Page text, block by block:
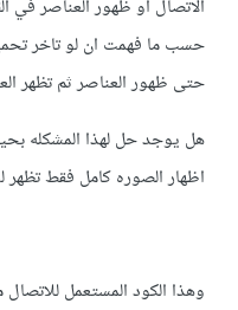
الاتصال او ظهور العناصر في
حسب ما فهمت ان لو تاخر
حتى ظهور العناصر ثم تظهر
هل يوجد حل لهذا المشكله
اظهار الصوره كامل فقط تظهر
وهذا الكود المستعمل للاتصال